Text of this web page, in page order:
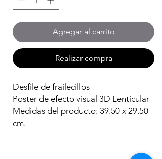
Agregar al carrito
Realizar compra
Desfile de frailecillos
Poster de efecto visual 3D Lenticular
Medidas del producto: 39.50 x 29.50
cm.